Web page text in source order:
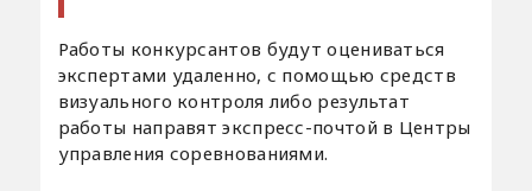
Работы конкурсантов будут оцениваться
экспертами удаленно, с помощью средств
визуального контроля либо результат
работы направят экспресс-почтой в Центры
управления соревнованиями.